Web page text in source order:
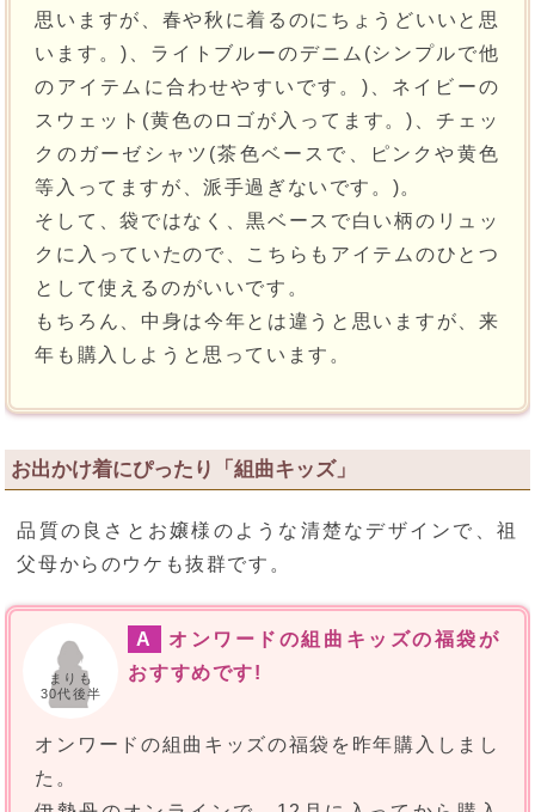
思いますが、春や秋に着るのにちょうどいいと思
います。)、ライトブルーのデニム(シンプルで他
のアイテムに合わせやすいです。)、ネイビーの
スウェット(黄色のロゴが入ってます。)、チェッ
クのガーゼシャツ(茶色ベースで、ピンクや黄色
等入ってますが、派手過ぎないです。)。
そして、袋ではなく、黒ベースで白い柄のリュッ
クに入っていたので、こちらもアイテムのひとつ
として使えるのがいいです。
もちろん、中身は今年とは違うと思いますが、来
年も購入しようと思っています。
お出かけ着にぴったり「組曲キッズ」
品質の良さとお嬢様のような清楚なデザインで、祖
父母からのウケも抜群です。
まりも
30代後半
A
オンワードの組曲キッズの福袋が
おすすめです!
オンワードの組曲キッズの福袋を昨年購入しまし
た。